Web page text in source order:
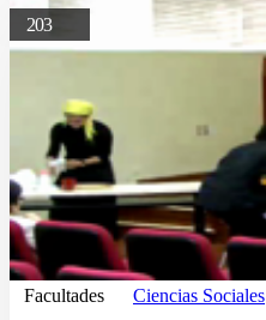
203
Facultades Ciencias Sociales